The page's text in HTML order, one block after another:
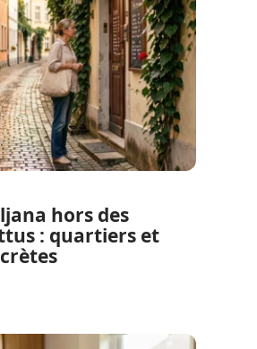
hors des
: quartiers et